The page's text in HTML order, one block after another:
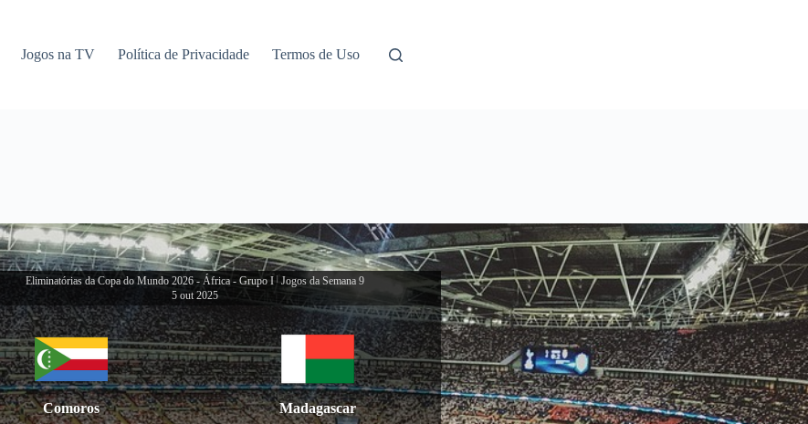
Jogos na TV Política de Privacidade Termos de Uso
Eliminatórias da Copa do Mundo 2026 - África - Grupo I
Jogos da Semana 9
5 out 2025
Comoros Madagascar